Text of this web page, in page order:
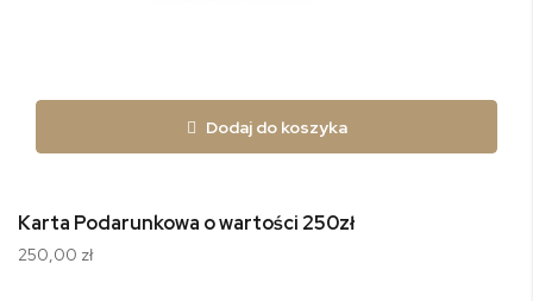
Dodaj do koszyka
Karta Podarunkowa o wartości 250zł
250,00 zł